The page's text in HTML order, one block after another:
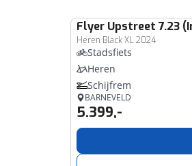
Flyer Upstreet 7.23
Heren Black XL 2024
Stadsfiets
Heren
Schijfrem
BARNEVELD
5.399,-